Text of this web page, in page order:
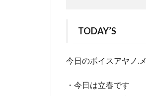
TODAY’S
今日のボイスアヤノ.メ
・今日は立春です